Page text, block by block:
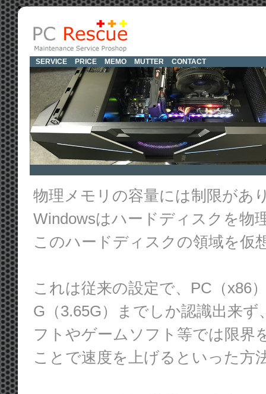
SERVICE PRICE MEMO MUTTER CONTACT
物理メモリの容量には制限があ
Windowsはハードディスクを物
このハードディスクの領域を仮
これは従来の設定で、PC（x86
G（3.65G）までしか認識出来
フトやゲームソフト等では限界
ことで速度を上げるといった方